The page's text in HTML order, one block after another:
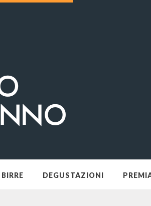
BIRRE DEGUSTAZIONI